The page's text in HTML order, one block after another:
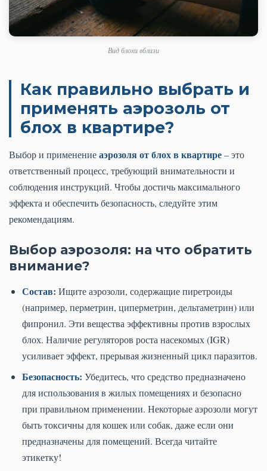
Вид блохи вблизи
Как правильно выбрать и
применять аэрозоль от
блох в квартире?
Выбор и применениеаэрозоля от блох в квартире– это
ответственный процесс, требующий внимательности и
соблюдения инструкций. Чтобы достичь максимального
эффекта и обеспечить безопасность, следуйте этим
рекомендациям.
Выбор аэрозоля: на что обратить
внимание?
Состав: Ищите аэрозоли, содержащие пиретроиды
(например, перметрин, циперметрин, дельтаметрин) или
фипронил. Эти вещества эффективны против взрослых
блох. Наличие регуляторов роста насекомых (IGR)
усиливает эффект, прерывая жизненный цикл паразитов.
Безопасность: Убедитесь, что средство предназначено
для использования в жилых помещениях и безопасно
при правильном применении. Некоторые аэрозоли могут
быть токсичны для кошек или собак, даже если они
предназначены для помещений. Всегда читайте
этикетку!